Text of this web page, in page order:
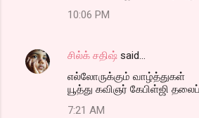
10:06 PM
சில்க் சதிஷ் said…
எல்லோருக்கும் வாழ்த்துகள்
யூத்து கவிஞர் கேபிள்ஜி
7:21 AM